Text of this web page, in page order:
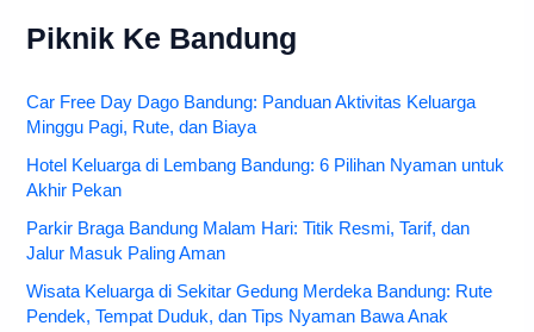
Piknik Ke Bandung
Car Free Day Dago Bandung: Panduan Aktivitas Keluarga
Minggu Pagi, Rute, dan Biaya
Hotel Keluarga di Lembang Bandung: 6 Pilihan Nyaman untuk
Akhir Pekan
Parkir Braga Bandung Malam Hari: Titik Resmi, Tarif, dan
Jalur Masuk Paling Aman
Wisata Keluarga di Sekitar Gedung Merdeka Bandung: Rute
Pendek, Tempat Duduk, dan Tips Nyaman Bawa Anak